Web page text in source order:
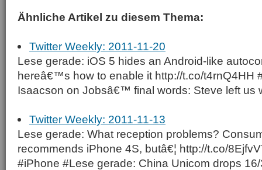
Ähnliche Artikel zu diesem Thema:
Twitter Weekly: 2011-11-20
Lese gerade: iOS 5 hides an Android-like
hereâ€™s how to enable it http://t.co/t4rnQ4HH
Isaacson on Jobsâ€™ final words: Steve left us
Twitter Weekly: 2011-11-13
Lese gerade: What reception problems?
recommends iPhone 4S, butâ€¦ http://t.co/
#iPhone #Lese gerade: China Unicom drops